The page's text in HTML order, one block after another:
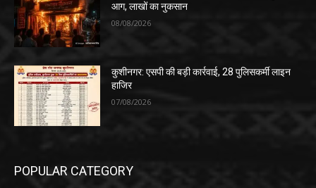
आग, लाखों का नुकसान
08/08/2026
कुशीनगर: एसपी की बड़ी कार्रवाई, 28 पुलिसकर्मी लाइन
हाजिर
07/08/2026
POPULAR CATEGORY